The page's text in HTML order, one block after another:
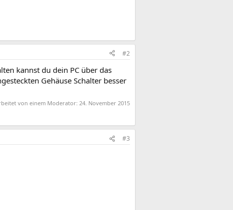
#2
kannst du dein PC über das
Gehäuse Schalter besser
von einem Moderator: 24. November 2015
#3